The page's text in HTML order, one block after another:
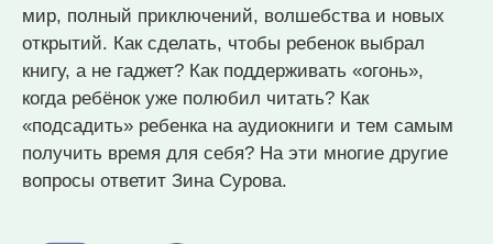
мир, полный приключений, волшебства и новых
открытий. Как сделать, чтобы ребенок выбрал
книгу, а не гаджет? Как поддерживать «огонь»,
когда ребёнок уже полюбил читать? Как
«подсадить» ребенка на аудиокниги и тем самым
получить время для себя? На эти многие другие
вопросы ответит Зина Сурова.